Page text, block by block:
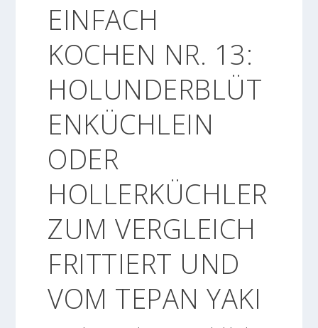
EINFACH
KOCHEN NR. 13:
HOLUNDERBLÜT
ENKÜCHLEIN
ODER
HOLLERKÜCHLER
ZUM VERGLEICH
FRITTIERT UND
VOM TEPAN YAKI